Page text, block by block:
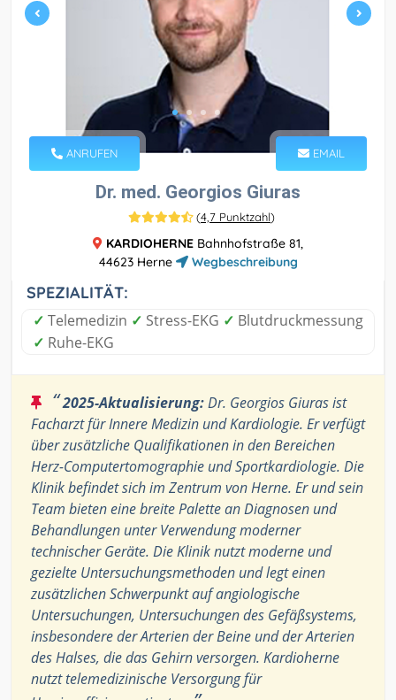
ANRUFEN EMAIL
Dr. med. Georgios Giuras
(4,7 Punktzahl)
KARDIOHERNE Bahnhofstraße 81,
44623 Herne
Wegbeschreibung
SPEZIALITÄT:
✓ Telemedizin ✓ Stress-EKG ✓ Blutdruckmessung
✓ Ruhe-EKG
“2025-Aktualisierung:Dr. Georgios Giuras ist
Facharzt für Innere Medizin und Kardiologie. Er verfügt
über zusätzliche Qualifikationen in den Bereichen
Herz-Computertomographie und Sportkardiologie. Die
Klinik befindet sich im Zentrum von Herne. Er und sein
Team bieten eine breite Palette an Diagnosen und
Behandlungen unter Verwendung moderner
technischer Geräte. Die Klinik nutzt moderne und
gezielte Untersuchungsmethoden und legt einen
zusätzlichen Schwerpunkt auf angiologische
Untersuchungen, Untersuchungen des Gefäßsystems,
insbesondere der Arterien der Beine und der Arterien
des Halses, die das Gehirn versorgen. Kardioherne
nutzt telemedizinische Versorgung für